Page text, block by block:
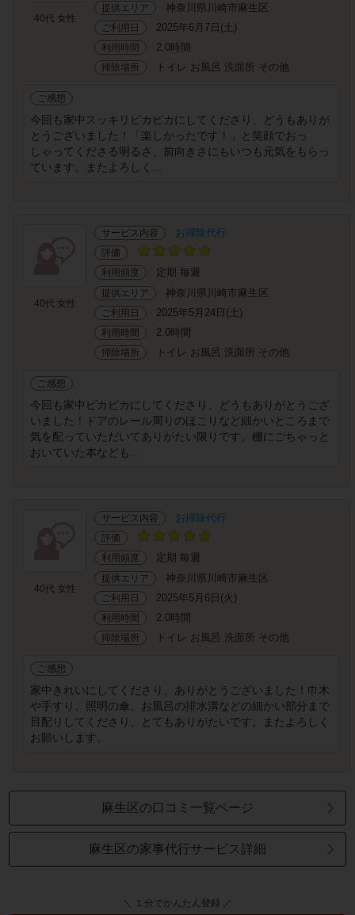
40代 女性
提供エリア 神奈川県川崎市麻生区
ご利用日 2025年6月7日(土)
利用時間 2.0時間
掃除場所 トイレ お風呂 洗面所 その他
ご感想
今回も家中スッキリピカピカにしてくださり、どうもありが
とうございました！「楽しかったです！」と笑顔でおっ
しゃってくださる明るさ、前向きさにもいつも元気をもらっ
ています。またよろしく...
40代 女性
サービス内容 お掃除代行
評価
利用頻度
定期 毎週
提供エリア 神奈川県川崎市麻生区
ご利用日 2025年5月24日(土)
利用時間 2.0時間
掃除場所 トイレ お風呂 洗面所 その他
ご感想
今回も家中ピカピカにしてくださり、どうもありがとうござ
いました！ドアのレール周りのほこりなど細かいところまで
気を配っていただいてありがたい限りです。棚にごちゃっと
おいていた本なども...
40代 女性
サービス内容 お掃除代行
評価
利用頻度
定期 毎週
提供エリア 神奈川県川崎市麻生区
ご利用日 2025年5月6日(火)
利用時間 2.0時間
掃除場所 トイレ お風呂 洗面所 その他
ご感想
家中きれいにしてくださり、ありがとうございました！巾木
や手すり、照明の傘、お風呂の排水溝などの細かい部分まで
目配りしてくださり、とてもありがたいです。またよろしく
お願いします。
麻生区の口コミ一覧ページ
麻生区の家事代行サービス詳細
＼ １分でかんたん登録 ／